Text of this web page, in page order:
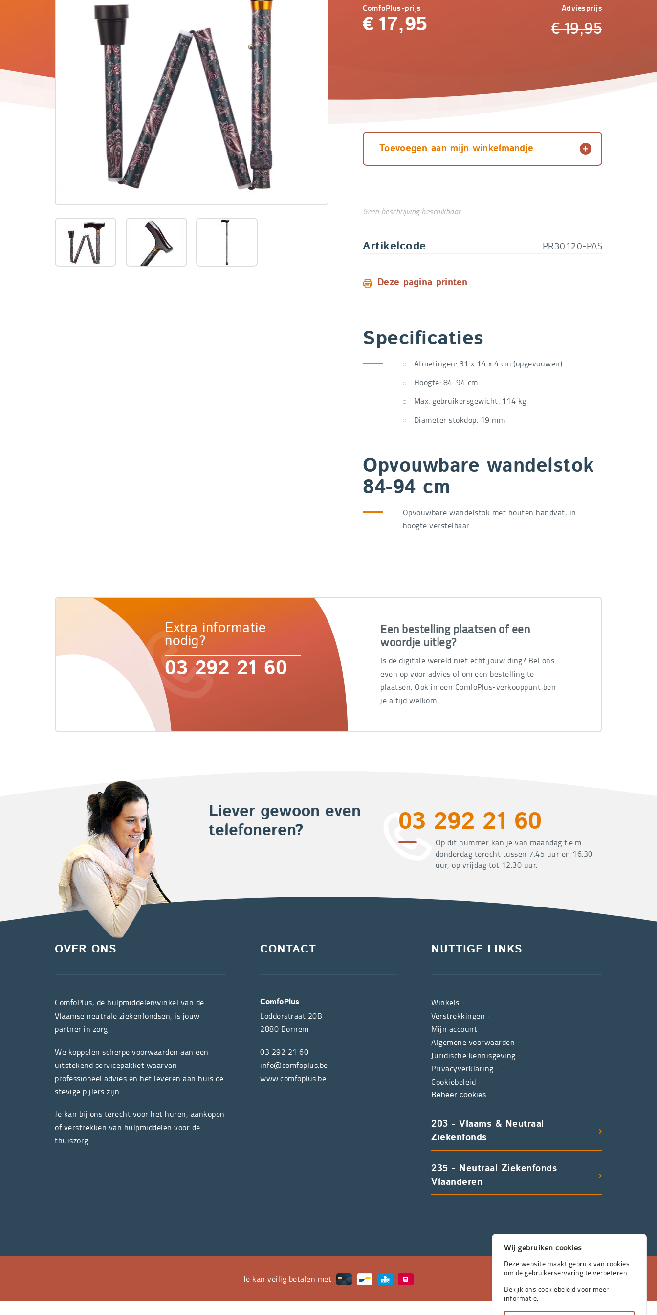
ComfoPlus-prijs
€ 17,95
Adviesprijs
€19,95
Product
informatie
Opvouwbare
wandelstok
84-
94
Toevoegen aan mijn winkelmandje
Geen beschrijving beschikbaar
Artikelcode PR30120-PAS
Deze pagina printen
Specificaties
Afmetingen: 31 x 14 x 4 cm (opgevouwen)
Hoogte: 84-94 cm
Max. gebruikersgewicht: 114 kg
Diameter stokdop: 19 mm
Opvouwbare wandelstok
84-94 cm
Opvouwbare wandelstok met houten handvat, in
hoogte verstelbaar.
Extra informatie
nodig?
03 292 21 60
Een bestelling plaatsen of een
woordje uitleg?
Is de digitale wereld niet echt jouw ding? Bel ons
even op voor advies of om een bestelling te
plaatsen. Ook in een ComfoPlus-verkooppunt ben
je altijd welkom.
Liever gewoon even
telefoneren?
03 292 21 60
Op dit nummer kan je van maandag t.e.m.
donderdag terecht tussen 7.45 uur en 16.30
uur, op vrijdag tot 12.30 uur.
OVER ONS
ComfoPlus, de hulpmiddelenwinkel van de
Vlaamse neutrale ziekenfondsen, is jouw
partner in zorg.
We koppelen scherpe voorwaarden aan een
uitstekend servicepakket waarvan
professioneel advies en het leveren aan huis de
stevige pijlers zijn.
Je kan bij ons terecht voor het huren, aankopen
of verstrekken van hulpmiddelen voor de
thuiszorg.
CONTACT
ComfoPlus
Lodderstraat 20B
2880 Bornem
03 292 21 60
info@comfoplus.be
www.comfoplus.be
NUTTIGE LINKS
Winkels
Verstrekkingen
Mijn account
Algemene voorwaarden
Juridische kennisgeving
Privacyverklaring
Cookiebeleid
Beheer cookies
203 - Vlaams & Neutraal
Ziekenfonds
235 - Neutraal Ziekenfonds
Vlaanderen
Je kan veilig betalen met
Wij gebruiken cookies
Deze website maakt gebruik van cookies
om de gebruikerservaring te verbeteren.
Bekijk ons cookiebeleid voor meer
informatie.